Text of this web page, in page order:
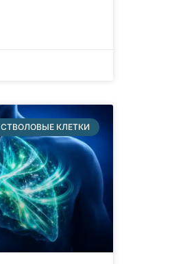
СТВОЛОВЫЕ КЛЕТКИ